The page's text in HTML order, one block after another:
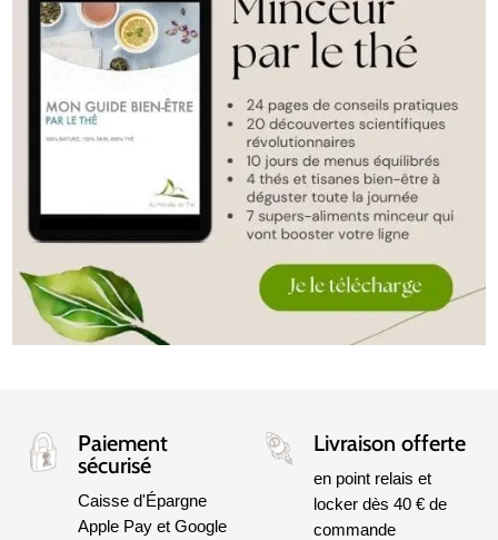
Paiement
sécurisé
Caisse d'Épargne
Apple Pay et Google
Livraison offerte
en point relais et
locker dès 40 € de
commande